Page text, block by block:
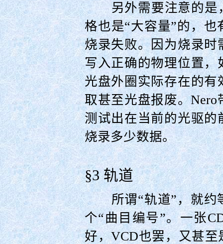
另外需要注意的是，
格也是“大容量”的，
烧录失败。因为烧录
写入正确的物理位置
光盘外圈实际存在的
取甚至光盘报废。
测试出在当前的光驱
烧录多少数据。
§3 轨道
所谓“轨道”，就约等
个“曲目编号”。一张
好，VCD也罢，又甚